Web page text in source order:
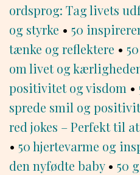
ordsprog: Tag livets
og styrke • 50
tænke og reflektere •
om livet og
positivitet og visdom •
sprede smil og
red jokes – Perfekt til
• 50 hjertevarme og
den nyfødte baby• 50